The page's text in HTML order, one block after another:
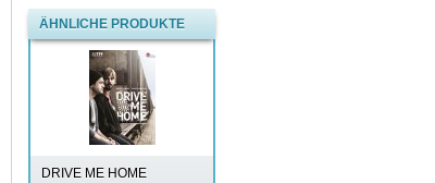
ÄHNLICHE PRODUKTE
DRIVE ME HOME